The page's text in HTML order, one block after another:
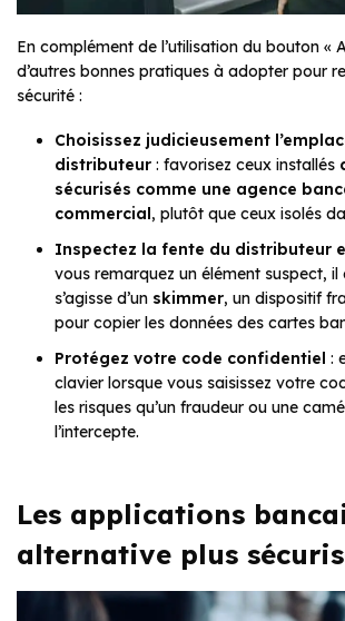
En complément de l’utilisation du bouton «
d’autres bonnes pratiques à adopter pour
sécurité :
Choisissez judicieusement
distributeur : favorisez ceux installés
sécurisés comme une agence
commercial, plutôt que ceux isolés
Inspectez la fente du distributeur
vous remarquez un élément suspect, il
s’agisse d’un skimmer, un dispositif
pour copier les données des cartes
Protégez votre code confidentiel :
clavier lorsque vous saisissez votre
les risques qu’un fraudeur ou une
l’intercepte.
Les applications
alternative plus